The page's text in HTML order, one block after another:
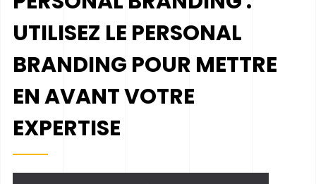
UTILISEZ LE PERSONAL
BRANDING POUR METTRE
EN AVANT VOTRE
EXPERTISE